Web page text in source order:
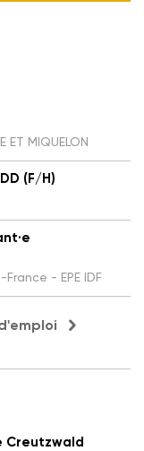
ET MIQUELON
(F/H)
- EPE IDF
Creutzwald